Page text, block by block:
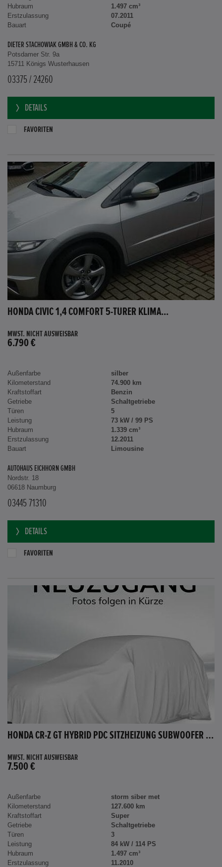
Hubraum
1.497 cm³
Erstzulassung
07.2011
Bauart
Coupé
DIETER STACHOWIAK GMBH & CO. KG
Potsdamer Str. 9a
15711 Königs Wusterhausen
03375 / 24260
DETAILS
FAVORITEN
HONDA CIVIC 1,4 COMFORT 5-TÜRER KLIMA...
MWST. NICHT AUSWEISBAR
6.790 €
Außenfarbe
silber
Kilometerstand
74.900 km
Kraftstoffart
Benzin
Getriebe
Schaltgetriebe
Türen
5
Leistung
73 kW / 99 PS
Hubraum
1.339 cm³
Erstzulassung
12.2011
Bauart
Limousine
AUTOHAUS EICHHORN GMBH
Nordstr. 18
06618 Naumburg
03445 71310
DETAILS
FAVORITEN
HONDA CR-Z GT HYBRID PDC SITZHEIZUNG SUBWOOFER BLUETOOTH
MWST. NICHT AUSWEISBAR
7.500 €
Außenfarbe
storm siber met
Kilometerstand
127.600 km
Kraftstoffart
Super
Getriebe
Schaltgetriebe
Türen
3
Leistung
84 kW / 114 PS
Hubraum
1.497 cm³
Erstzulassung
11.2010